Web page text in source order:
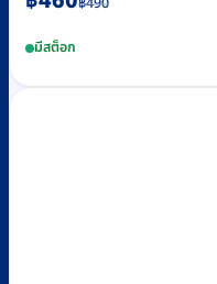
was:
฿490.
is:
฿460.
มีสต็อก